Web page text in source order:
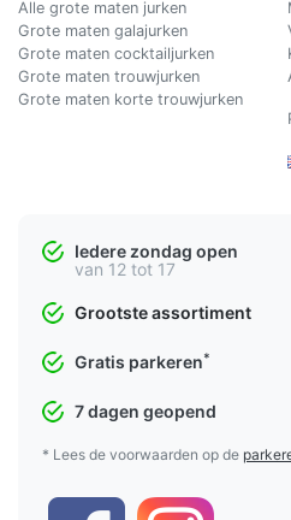
Alle grote maten jurken
Grote maten galajurken
Grote maten cocktailjurken
Grote maten trouwjurken
Grote maten korte trouwjurken
Iedere zondag open
van 12 tot 17
Grootste assortiment
Gratis parkeren*
7 dagen geopend
* Lees de voorwaarden op de